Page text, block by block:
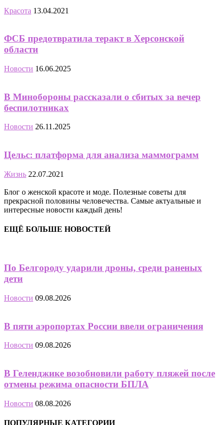
Красота 13.04.2021
ФСБ предотвратила теракт в Херсонской
области
Новости 16.06.2025
В Минобороны рассказали о сбитых за вечер
беспилотниках
Новости 26.11.2025
Цельс: платформа для анализа маммограмм
Жизнь 22.07.2021
Блог о женской красоте и моде. Полезные советы для
прекрасной половины человечества. Самые актуальные и
интересные новости каждый день!
ЕЩЁ БОЛЬШЕ НОВОСТЕЙ
По Белгороду ударили дроны, среди раненых
дети
Новости 09.08.2026
В пяти аэропортах России ввели ограничения
Новости 09.08.2026
В Геленджике возобновили работу пляжей после
отмены режима опасности БПЛА
Новости 08.08.2026
ПОПУЛЯРНЫЕ КАТЕГОРИИ